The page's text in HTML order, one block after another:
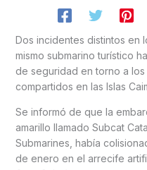
Dos incidentes distintos en
mismo submarino turístico
de seguridad en torno a
compartidos en las Islas
Se informó de que la
amarillo llamado Subcat
Submarines, había
de enero en el arrecife